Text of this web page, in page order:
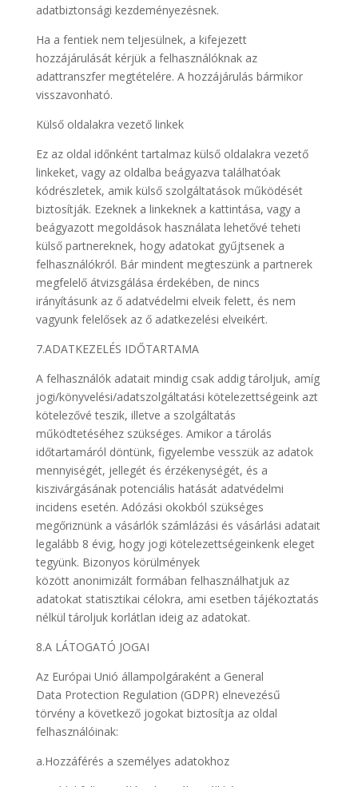
adatbiztonsági kezdeményezésnek.
Ha a fentiek nem teljesülnek, a kifejezett
hozzájárulását kérjük a felhasználóknak az
adattranszfer megtételére. A hozzájárulás bármikor
visszavonható.
Külső oldalakra vezető linkek
Ez az oldal időnként tartalmaz külső oldalakra vezető
linkeket, vagy az oldalba beágyazva találhatóak
kódrészletek, amik külső szolgáltatások működését
biztosítják. Ezeknek a linkeknek a kattintása, vagy a
beágyazott megoldások használata lehetővé teheti
külső partnereknek, hogy adatokat gyűjtsenek a
felhasználókról. Bár mindent megteszünk a partnerek
megfelelő átvizsgálása érdekében, de nincs
irányításunk az ő adatvédelmi elveik felett, és nem
vagyunk felelősek az ő adatkezelési elveikért.
7.ADATKEZELÉS IDŐTARTAMA
A felhasználók adatait mindig csak addig tároljuk, amíg
jogi/könyvelési/adatszolgáltatási kötelezettségeink azt
kötelezővé teszik, illetve a szolgáltatás
működtetéséhez szükséges. Amikor a tárolás
időtartamáról döntünk, figyelembe vesszük az adatok
mennyiségét, jellegét és érzékenységét, és a
kiszivárgásának potenciális hatását adatvédelmi
incidens esetén. Adózási okokból szükséges
megőriznünk a vásárlók számlázási és vásárlási adatait
legalább 8 évig, hogy jogi kötelezettségeinkenk eleget
tegyünk. Bizonyos körülmények
között anonimizált formában felhasználhatjuk az
adatokat statisztikai célokra, ami esetben tájékoztatás
nélkül tároljuk korlátlan ideig az adatokat.
8.A LÁTOGATÓ JOGAI
Az Európai Unió állampolgáraként a General
Data Protection Regulation (GDPR) elnevezésű
törvény a következő jogokat biztosítja az oldal
felhasználóinak:
a.Hozzáférés a személyes adatokhoz